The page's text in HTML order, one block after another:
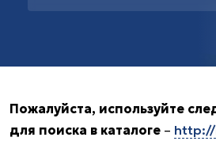
Пожалуйста, используйте
для поиска в каталоге –